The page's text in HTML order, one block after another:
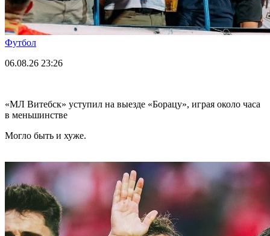
Футбол
06.08.26 23:26
«МЛ Витебск» уступил на выезде «Борацу», играя около часа
в меньшинстве
Могло быть и хуже.